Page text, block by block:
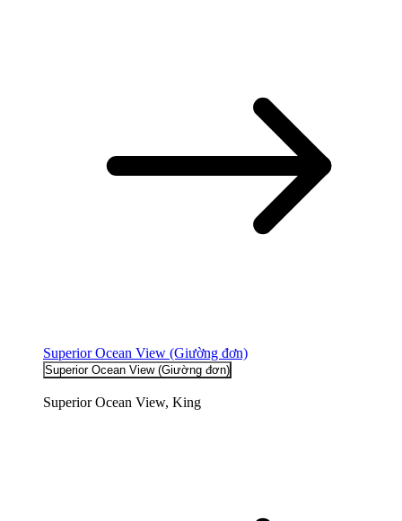
Superior Ocean View (Giường đơn​)
Superior Ocean View (Giường đơn​)
Superior Ocean View, King